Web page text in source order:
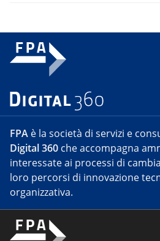
FPA è la società di servizi e
Digital 360 che accompagna
interessate ai processi di
loro percorsi di innovazione
organizzativa.